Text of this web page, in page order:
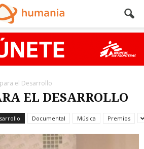
el Desarrollo
EL DESARROLLO
Documental Música Premios